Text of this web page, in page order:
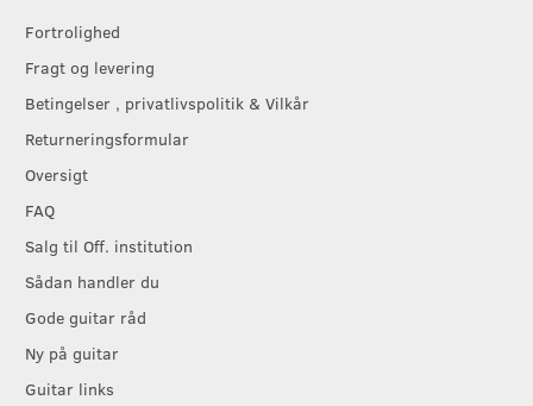
Fortrolighed
Fragt og levering
Betingelser , privatlivspolitik & Vilkår
Returneringsformular
Oversigt
FAQ
Salg til Off. institution
Sådan handler du
Gode guitar råd
Ny på guitar
Guitar links